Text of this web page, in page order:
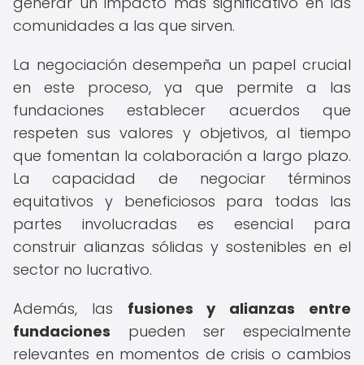
comunidades a las que sirven.
La negociación desempeña un papel crucial
en este proceso, ya que permite a las
fundaciones establecer acuerdos que
respeten sus valores y objetivos, al tiempo
que fomentan la colaboración a largo plazo.
La capacidad de negociar términos
equitativos y beneficiosos para todas las
partes involucradas es esencial para
construir alianzas sólidas y sostenibles en el
sector no lucrativo.
Además, las fusiones y alianzas entre
fundaciones pueden ser especialmente
relevantes en momentos de crisis o cambios